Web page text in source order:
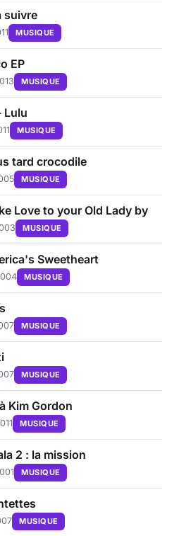
suivre
MUSIQUE
EP
MUSIQUE
Lulu
MUSIQUE
tard crocodile
MUSIQUE
Love to your Old Lady by
MUSIQUE
Sweetheart
MUSIQUE
MUSIQUE
MUSIQUE
Kim Gordon
MUSIQUE
2 : la mission
MUSIQUE
MUSIQUE